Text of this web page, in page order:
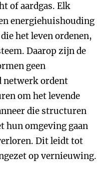
of aardgas. Elk
energiehuishouding
het leven ordenen,
Daarop zijn de
geen
netwerk ordent
om het levende
die structuren
hun omgeving gaan
Dit leidt tot
op vernieuwing.